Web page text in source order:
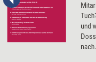
und
nach.